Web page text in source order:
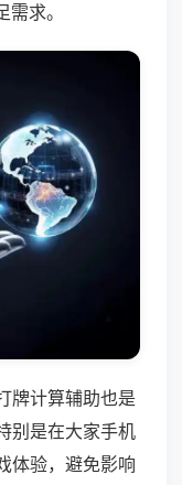
求。
牌计算辅助也是
别是在大家手机
体验，避免影响